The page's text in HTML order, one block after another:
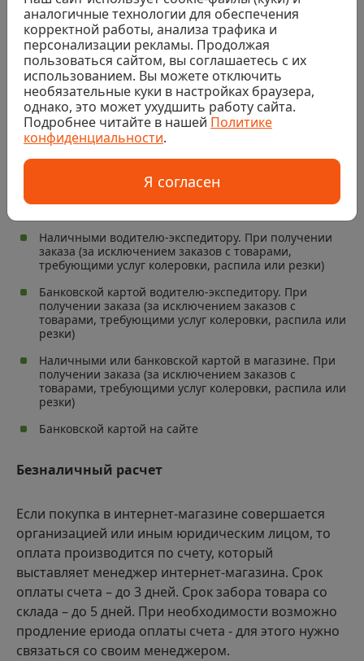
Сертификаты
Доставка и оплата
Выбранный товар и услуги Вы можете легко и
Способы оплаты
Наличными водителю-экспедитору. При получении
заказа (за исключением заказов с товарами,
требующими услуг колеровки, распила или резки)
Банковской картой водителю-экспедитору. При
получении заказа (за исключением заказов с
товарами, требующими услуг колеровки, распила или
резки)
Наличными или банковской картой в магазине. При
получении заказа (за исключением заказов с
товарами, требующими услуг колеровки, распила или
резки)
Банковской картой на сайте
Безналичный расчет
Если покупка в интернет-магазине совершается
организацией или иным юридическим лицом, то
оплата производится по счету, который
выставляет менеджер интернет-магазина. Срок
оплаты счета – до 3 дней. Срок забора товара со
склада – до 5 дней. При необходимости возможно
продление ериода оплаты счета - для этого нужно
связаться со своим менеджером.
аналогичные технологии для обеспечения
корректной работы, анализа трафика и
персонализации рекламы. Продолжая
пользоваться сайтом, вы соглашаетесь с их
использованием. Вы можете отключить
необязательные куки в настройках браузера,
однако, это может ухудшить работу сайта.
Подробнее читайте в нашей Политике
конфиденциальности.
Я согласен